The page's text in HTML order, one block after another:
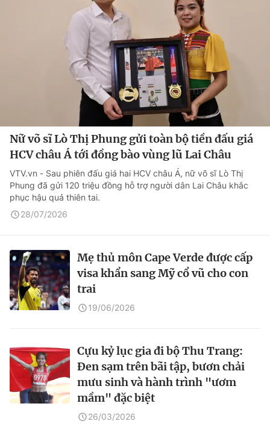
Nữ võ sĩ Lò Thị Phung gửi toàn bộ tiền đấu giá
HCV châu Á tới đồng bào vùng lũ Lai Châu
VTV.vn - Sau phiên đấu giá hai HCV châu Á, nữ võ sĩ Lò Thị
Phung đã gửi 120 triệu đồng hỗ trợ người dân Lai Châu khắc
phục hậu quả thiên tai.
28/07/2026
Mẹ thủ môn Cape Verde được cấp
visa khẩn sang Mỹ cổ vũ cho con
trai
19/06/2026
Cựu kỷ lục gia đi bộ Thu Trang:
Đen sạm trên bãi tập, bươn chải
mưu sinh và hành trình "ươm
mầm" đặc biệt
26/03/2026